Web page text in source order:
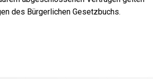
des Bürgerlichen Gesetzbuchs.